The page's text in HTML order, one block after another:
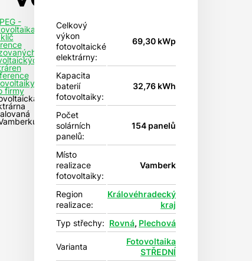
-
firmy
Celkový
výkon
fotovoltaické
elektrárny:
69,30 kWp
Kapacita
baterií
fotovoltaiky:
32,76 kWh
Počet
solárních
panelů:
154 panelů
Místo
realizace
fotovoltaiky:
Vamberk
Region
realizace:
Královéhradecký
kraj
Typ střechy: Rovná, Plechová
Varianta
Fotovoltaika
STŘEDNÍ